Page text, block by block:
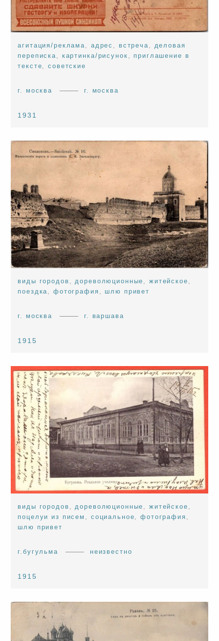
агитация/реклама адрес встреча
деловая
переписка
картинка/рисунок
приглашение в
тексте ,советские
г. москва г. москва
1931
виды городов дореволюционные ,житейское
поездка
,фотография шлю привет
г. москва г. варшава
1915
виды городов дореволюционные ,житейское
поцелуи из писем
социальное ,фотография
шлю привет
г.бугульма неизвестно
1915